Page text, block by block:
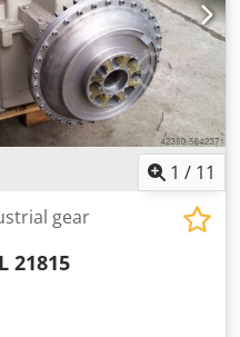
temperatura obrade
ploča
nalazi u postolju mašine.
upravljačke i
materijala je hlađena
od strane kupca, a
vode nije uključena u 1 / 11
gear
21815